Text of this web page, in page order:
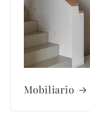
Mobiliario